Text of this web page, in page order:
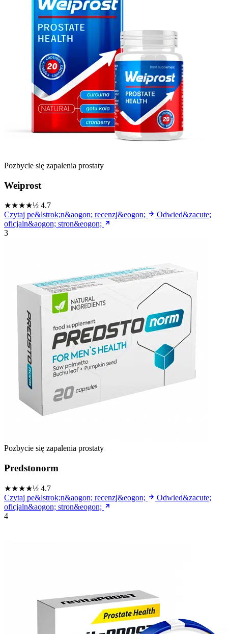
Pozbycie się zapalenia prostaty
Weiprost
★★★★½ 4.7
Czytaj pe&lstrok;n&aogon; recenzj&eogon;
Odwied&zacute;
oficjaln&aogon; stron&eogon;
3
Pozbycie się zapalenia prostaty
Predstonorm
★★★★½ 4.7
Czytaj pe&lstrok;n&aogon; recenzj&eogon;
Odwied&zacute;
oficjaln&aogon; stron&eogon;
4